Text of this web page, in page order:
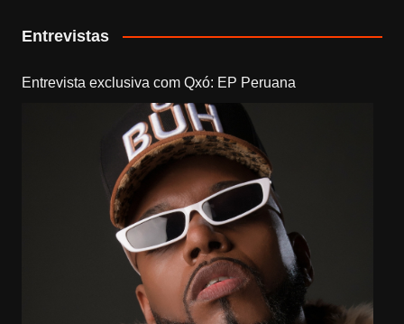
Entrevistas
Entrevista exclusiva com Qxó: EP Peruana